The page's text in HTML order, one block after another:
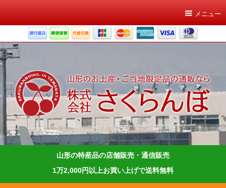
メニュー
山形の特産品の店舗販売・通信販売
1万2,000円以上お買い上げで送料無料